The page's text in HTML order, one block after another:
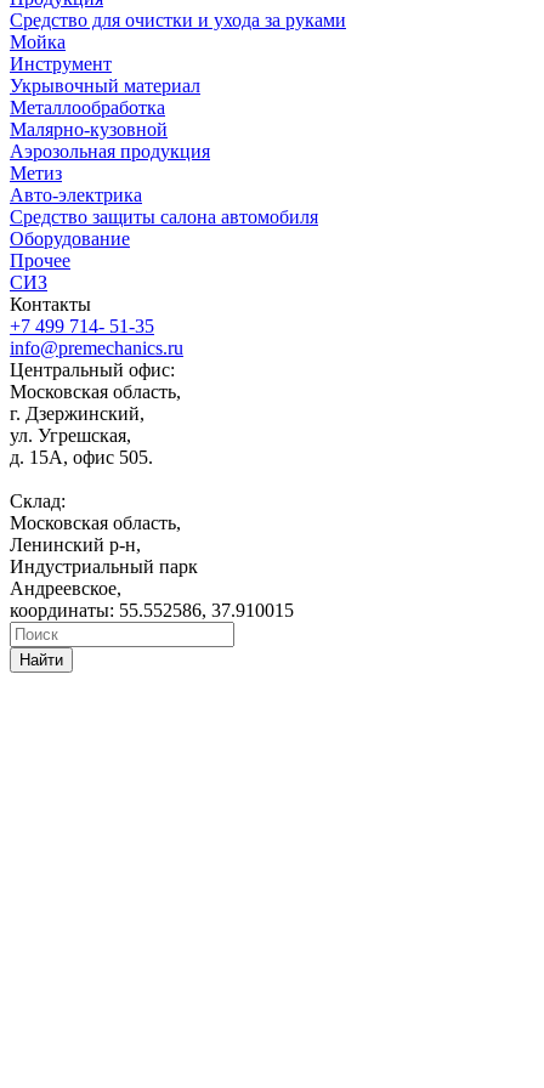
Средство для очистки и ухода за руками
Мойка
Инструмент
Укрывочный материал
Металлообработка
Малярно-кузовной
Аэрозольная продукция
Метиз
Авто-электрика
Средство защиты салона автомобиля
Оборудование
Прочее
СИЗ
Контакты
+7 499 714- 51-35
info@premechanics.ru
Центральный офис:
Московская область,
г. Дзержинский,
ул. Угрешская,
д. 15А, офис 505.
Склад:
Московская область,
Ленинский р-н,
Индустриальный парк
Андреевское,
координаты: 55.552586, 37.910015
Найти